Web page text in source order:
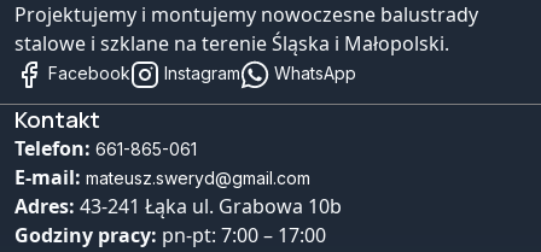
Projektujemy i montujemy nowoczesne balustrady
stalowe i szklane na terenie Śląska i Małopolski.
Facebook Instagram WhatsApp
Kontakt
Telefon: 661-865-061
E-mail: mateusz.sweryd@gmail.com
Adres: 43-241 Łąka ul. Grabowa 10b
Godziny pracy: pn-pt: 7:00 – 17:00